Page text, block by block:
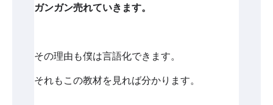
ガンガン売れていきます。
その理由も僕は言語化できます。
それもこの教材を見れば分かります。